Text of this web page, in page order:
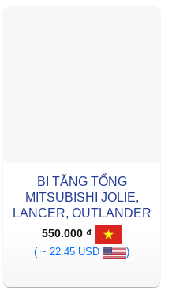
BI TĂNG TỔNG
MITSUBISHI JOLIE,
LANCER, OUTLANDER
550.000 ₫
( ~ 22.45 USD
)